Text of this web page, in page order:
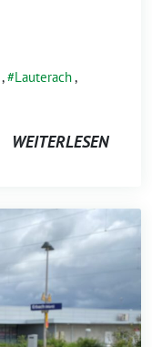
, Lauterach,
WEITERLESEN